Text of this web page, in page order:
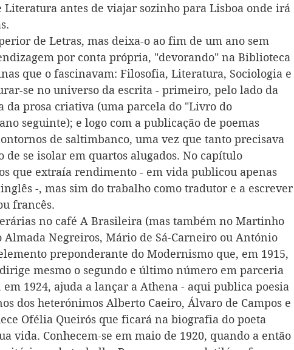
antes de viajar sozinho para Lisboa onde irá
de Letras, mas deixa-o ao fim de um ano sem
por conta própria, "devorando" na Biblioteca
que o fascinavam: Filosofia, Literatura, Sociologia e
se no universo da escrita - primeiro, pelo lado da
da prosa criativa (uma parcela do "Livro do
seguinte); e logo com a publicação de poemas
de saltimbanco, uma vez que tanto precisava
se isolar em quartos alugados. No capítulo
que extraía rendimento - em vida publicou apenas
-, mas sim do trabalho como tradutor e a escrever
francês.
no café A Brasileira (mas também no Martinho
Almada Negreiros, Mário de Sá-Carneiro ou António
preponderante do Modernismo que, em 1915,
mesmo o segundo e último número em parceria
1924, ajuda a lançar a Athena - aqui publica poesia
dos heterónimos Alberto Caeiro, Álvaro de Campos e
Ofélia Queirós que ficará na biografia do poeta
vida. Conhecem-se em maio de 1920, quando a então